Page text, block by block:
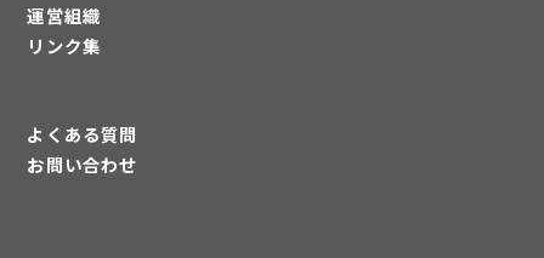
運営組織
リンク集
よくある質問
お問い合わせ